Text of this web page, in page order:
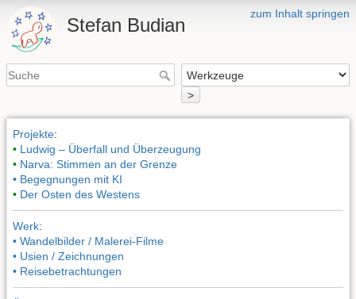
zum Inhalt springen
Stefan Budian
>
Projekte:
• Ludwig – Überfall und Überzeugung
• Narva: Stimmen an der Grenze
• Begegnungen mit KI
• Der Osten des Westens
Werk:
• Wandelbilder / Malerei-Filme
• Usien / Zeichnungen
• Reisebetrachtungen